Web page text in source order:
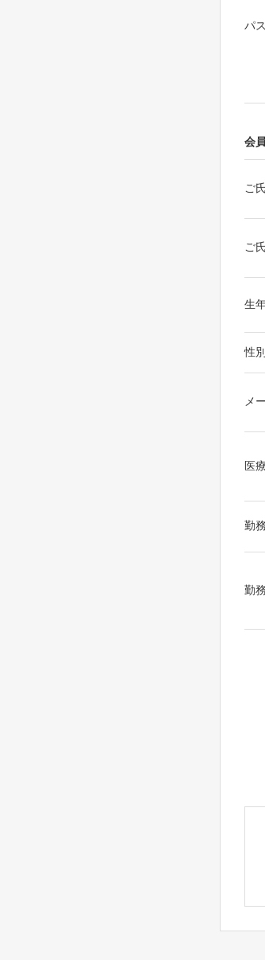
パ
会
ご
ご
生
性別
メ
医
勤
勤